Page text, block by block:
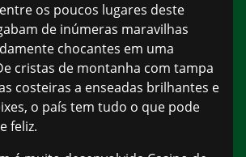
os poucos lugares deste
de inúmeras maravilhas
chocantes em uma
cristas de montanha com tampa
costeiras a enseadas brilhantes e
o país tem tudo o que pode
feliz.